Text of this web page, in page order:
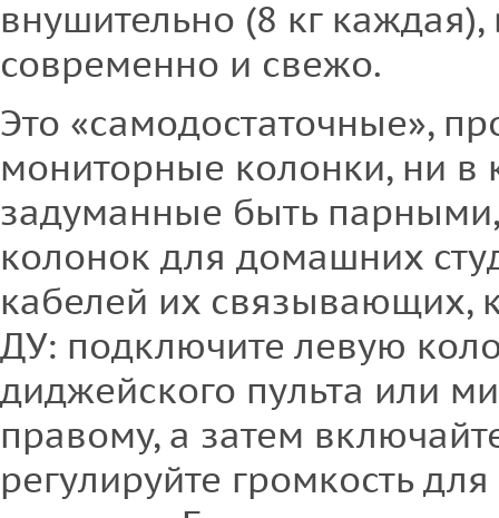
внушительно (8 кг каждая),
современно и свежо.
Это «самодостаточные»,
мониторные колонки, ни в
задуманные быть
колонок для домашних
кабелей их связывающих,
ДУ: подключите левую
диджейского пульта или
правому, а затем
регулируйте громкость